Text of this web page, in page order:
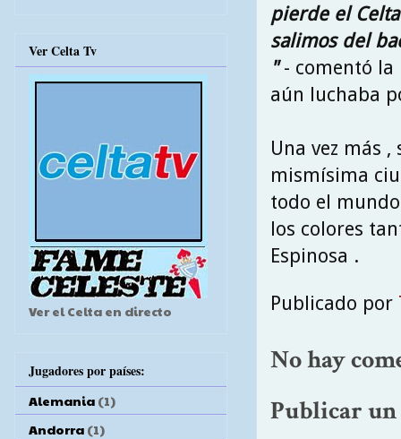
pierde el
salimos del
"- comentó la
aún luchaba
Una vez más
mismísima
todo el
los colores
Espinosa .
Publicado por
No hay
Publicar
Ver Celta Tv
Ver el Celta en directo
Jugadores por países:
Alemania (1)
Andorra (1)